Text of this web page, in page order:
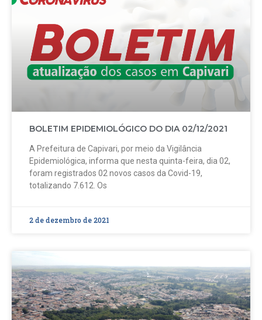
BOLETIM EPIDEMIOLÓGICO DO DIA 02/12/2021
A Prefeitura de Capivari, por meio da Vigilância
Epidemiológica, informa que nesta quinta-feira, dia 02,
foram registrados 02 novos casos da Covid-19,
totalizando 7.612. Os
2 de dezembro de 2021